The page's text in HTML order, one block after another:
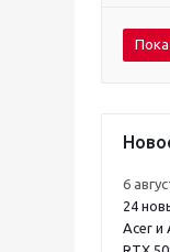
6
24
Acer и